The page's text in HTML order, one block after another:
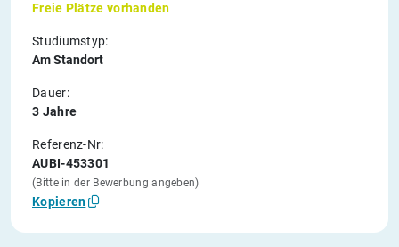
Freie Plätze vorhanden
Studiumstyp:
Am Standort
Dauer:
3 Jahre
Referenz-Nr:
AUBI-453301
(Bitte in der Bewerbung angeben)
Kopieren